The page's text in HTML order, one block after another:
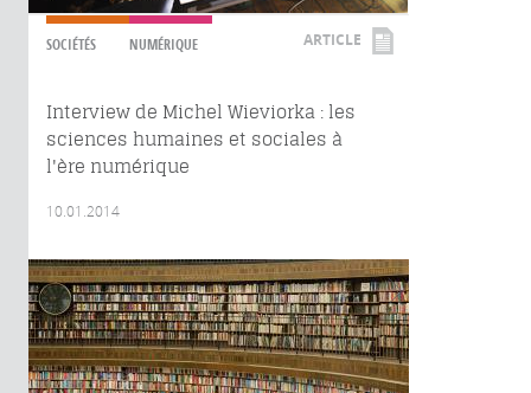
SOCIÉTÉS NUMÉRIQUE ARTICLE
Interview de Michel Wieviorka : les
sciences humaines et sociales à
l'ère numérique
10.01.2014